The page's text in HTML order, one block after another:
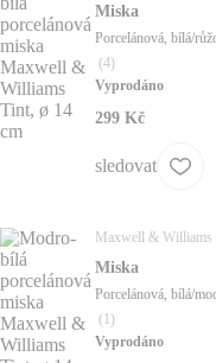
Miska
Porcelánová, bílá/
(4)
Vyprodáno
299 Kč
sledovat
Maxwell & Williams
Miska
Porcelánová, bílá/
(1)
Vyprodáno